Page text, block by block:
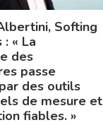
Softing
« La
des
passe
des outils
de mesure et
fiables. »